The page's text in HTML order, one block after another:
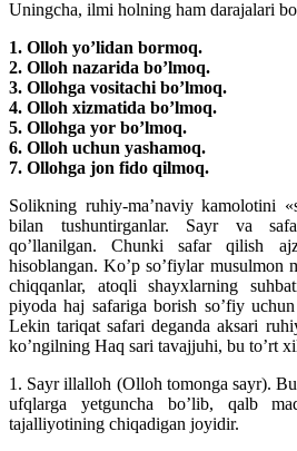
Uningcha, ilmi holning ham darajalari
1. Olloh yo’lidan bormoq.
2. Olloh nazarida bo’lmoq.
3. Ollohga vositachi bo’lmoq.
4. Olloh xizmatida bo’lmoq.
5. Ollohga yor bo’lmoq.
6. Olloh uchun yashamoq.
7. Ollohga jon fido qilmoq.
Solikning ruhiy-ma’naviy kamolotini
bilan tushuntirganlar. Sayr va
qo’llanilgan. Chunki safar qilish
hisoblangan. Ko’p so’fiylar musulmon
chiqqanlar, atoqli shayxlarning
piyoda haj safariga borish so’fiy
Lekin tariqat safari deganda aksari
ko’ngilning Haq sari tavajjuhi, bu to’rt
1. Sayr illalloh (Olloh tomonga sayr).
ufqlarga yetguncha bo’lib, qalb
tajalliyotining chiqadigan joyidir.